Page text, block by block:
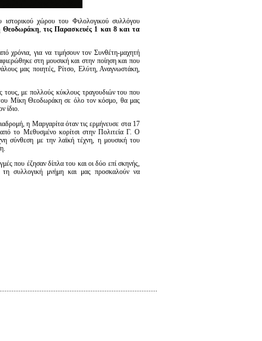
χώρου του Φιλολογικού συλλόγου
Θεοδωράκη,τις Παρασκευές 1 και 8 και τα
χρόνια, για να τιμήσουν τον Συνθέτη-μαχητή
στη μουσική και στην ποίηση και που
μας ποιητές, Ρίτσο, Ελύτη, Αναγνωστάκη,
τους, με πολλούς κύκλους τραγουδιών του που
του Μίκη Θεοδωράκη σε όλο τον κόσμο, θα μας
ίδιο.
η Μαργαρίτα όταν τις ερμήνευσε στα 17
το Μεθυσμένο κορίτσι στην Πολιτεία Γ. Ο
σύνθεση με την λαϊκή τέχνη, η μουσική του
που έζησαν δίπλα του και οι δύο επί σκηνής,
τη συλλογική μνήμη και μας προσκαλούν να